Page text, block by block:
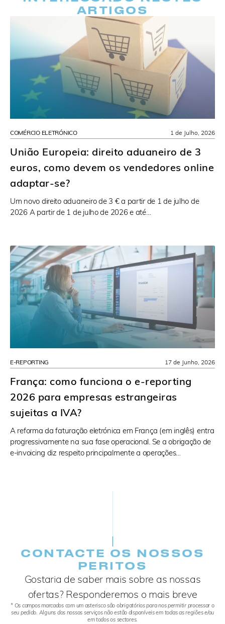
ARTIGOS
COMÉRCIO ELETRÓNICO
União Europeia: direito aduaneiro de 3
euros, como devem os vendedores online
adaptar-se?
Um novo direito aduaneiro de 3 € a partir de 1 de julho de
2026 A partir de 1 de julho de 2026 e até…
1 de Julho, 2026
E-REPORTING
França: como funciona o e-reporting
2026 para empresas estrangeiras
sujeitas a IVA?
A reforma da faturação eletrónica em França (em inglês) entra
progressivamente na sua fase operacional. Se a obrigação de
e-invoicing diz respeito principalmente a operações…
17 de Junho, 2026
CONTACTE OS NOSSOS
PERITOS
Gostaria de saber mais sobre as nossas
ofertas? Responderemos o mais breve
* Os campos marcados com um asterisco são obrigatórios para nos permitir processar o
seu pedido. Alguns dos nossos serviços não estão disponíveis em todas as regiões e/ou
em todos os sectores.